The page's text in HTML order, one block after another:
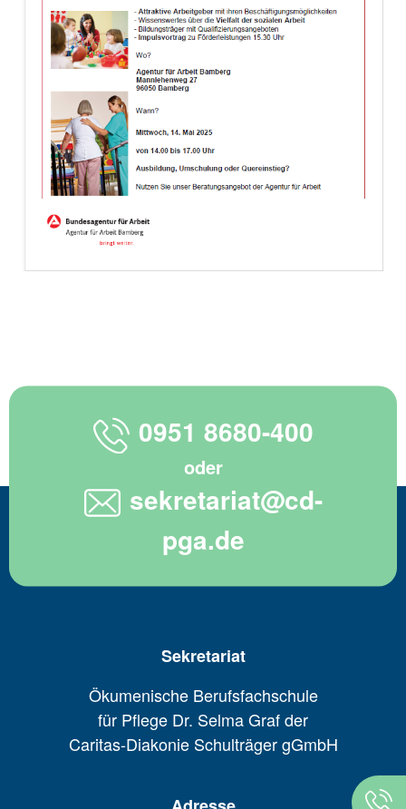
0951 8680-400
oder
sekretariat@cd-
pga.de
Sekretariat
Ökumenische Berufsfachschule
für Pflege Dr. Selma Graf der
Caritas-Diakonie Schulträger gGmbH